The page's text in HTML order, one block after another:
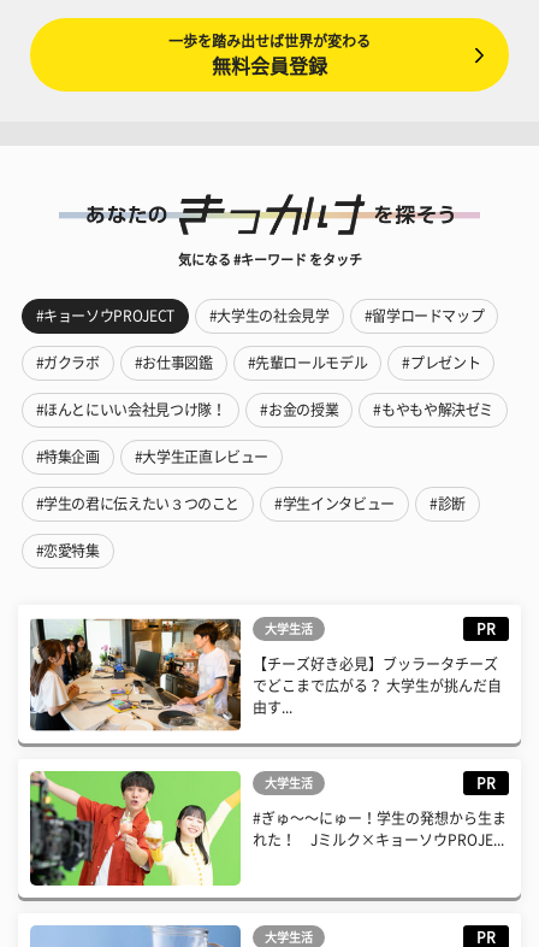
一歩を踏み出せば世界が変わる
無料会員登録
気になる #キーワード をタッチ
#キョーソウPROJECT #大学生の社会見学 #留学ロードマップ
#ガクラボ #お仕事図鑑 #先輩ロールモデル #プレゼント
#ほんとにいい会社見つけ隊！ #お金の授業 #もやもや解決ゼミ
#特集企画 #大学生正直レビュー
#学生の君に伝えたい３つのこと #学生インタビュー #診断
#恋愛特集
大学生活 PR
【チーズ好き必見】ブッラータチーズ
でどこまで広がる？ 大学生が挑んだ自
由す...
大学生活 PR
#ぎゅ〜〜にゅー！学生の発想から生ま
れた！ Jミルク×キョーソウPROJE...
大学生活 PR